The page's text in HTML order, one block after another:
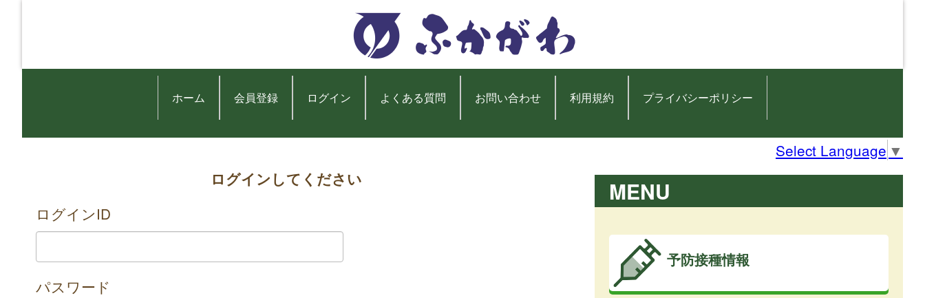
ホーム 会員登録 ログイン よくある質問 お問い合わせ 利用規約 プライバシーポリシー
Select Language ▼
ログインしてください
ログインID
パスワード
MENU
予防接種情報